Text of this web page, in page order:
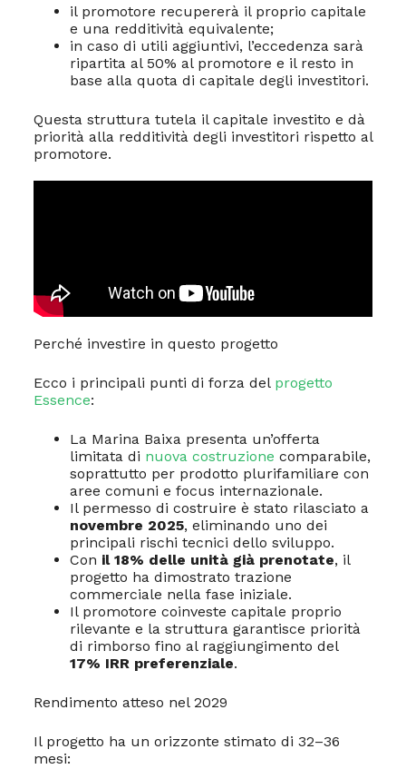
il promotore recupererà il proprio capitale
e una redditività equivalente;
in caso di utili aggiuntivi, l’eccedenza sarà
ripartita al 50% al promotore e il resto in
base alla quota di capitale degli investitori.
Questa struttura tutela il capitale investito e dà
priorità alla redditività degli investitori rispetto al
promotore.
Perché investire in questo progetto
Ecco i principali punti di forza del progetto
Essence:
La Marina Baixa presenta un’offerta
limitata di nuova costruzione comparabile,
soprattutto per prodotto plurifamiliare con
aree comuni e focus internazionale.
Il permesso di costruire è stato rilasciato a
novembre 2025, eliminando uno dei
principali rischi tecnici dello sviluppo.
Con il 18% delle unità già prenotate, il
progetto ha dimostrato trazione
commerciale nella fase iniziale.
Il promotore coinveste capitale proprio
rilevante e la struttura garantisce priorità
di rimborso fino al raggiungimento del
17% IRR preferenziale.
Rendimento atteso nel 2029
Il progetto ha un orizzonte stimato di 32–36
mesi: